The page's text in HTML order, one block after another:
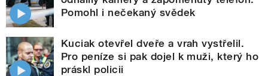
Pomohl i nečekaný svědek
Kuciak otevřel dveře a vrah vystřelil.
Pro peníze si pak dojel k muži, který ho
práskl policii